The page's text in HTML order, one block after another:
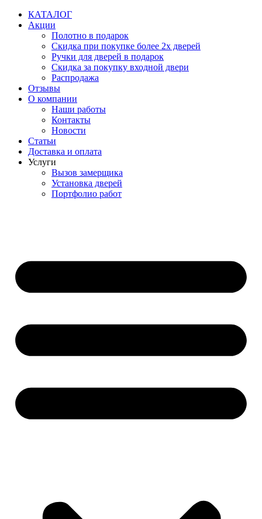
Перейти
содержимому
КАТАЛОГ
Акции
Полотно в подарок
Скидка при покупке более 2х дверей
Ручки для дверей в подарок
Скидка за покупку входной двери
Распродажа
Отзывы
О компании
Наши работы
Контакты
Новости
Статьи
Доставка и оплата
Услуги
Вызов замерщика
Установка дверей
Портфолио работ